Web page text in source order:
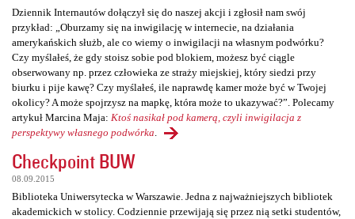
Dziennik Internautów dołączył się do naszej akcji i zgłosił nam swój
przykład: „Oburzamy się na inwigilację w internecie, na działania
amerykańskich służb, ale co wiemy o inwigilacji na własnym podwórku?
Czy myślałeś, że gdy stoisz sobie pod blokiem, możesz być ciągle
obserwowany np. przez człowieka ze straży miejskiej, który siedzi przy
biurku i pije kawę? Czy myślałeś, ile naprawdę kamer może być w Twojej
okolicy? A może spojrzysz na mapkę, która może to ukazywać?”. Polecamy
artykuł Marcina Maja: Ktoś nasikał pod kamerą, czyli inwigilacja z
perspektywy własnego podwórka
Checkpoint BUW
08.09.2015
Biblioteka Uniwersytecka w Warszawie. Jedna z najważniejszych bibliotek
akademickich w stolicy. Codziennie przewijają się przez nią setki studentów,